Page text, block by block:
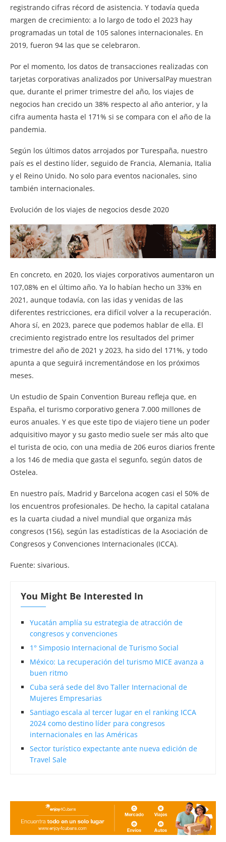
registrando cifras récord de asistencia. Y todavía queda
margen de crecimiento: a lo largo de todo el 2023 hay
programadas un total de 105 salones internacionales. En
2019, fueron 94 las que se celebraron.
Por el momento, los datos de transacciones realizadas con
tarjetas corporativas analizados por UniversalPay muestran
que, durante el primer trimestre del año, los viajes de
negocios han crecido un 38% respecto al año anterior, y la
cifra aumenta hasta el 171% si se compara con el año de la
pandemia.
Según los últimos datos arrojados por Turespaña, nuestro
país es el destino líder, seguido de Francia, Alemania, Italia
y el Reino Unido. No solo para eventos nacionales, sino
también internacionales.
Evolución de los viajes de negocios desde 2020
En concreto, en 2020, los viajes corporativos aumentaron un
107,08% en el último año. Ya lo habían hecho un 33% en
2021, aunque todavía, con las idas y venidas de las
diferentes restricciones, era difícil volver a la recuperación.
Ahora sí, en 2023, parece que podemos hablar de ella. El
crecimiento registrado entre los resultados del primer
trimestre del año de 2021 y 2023, ha sido del 171%, y todo
apunta a que seguirá incrementándose en los próximos
meses.
Un estudio de Spain Convention Bureau refleja que, en
España, el turismo corporativo genera 7.000 millones de
euros anuales. Y es que este tipo de viajero tiene un poder
adquisitivo mayor y su gasto medio suele ser más alto que
el turista de ocio, con una media de 206 euros diarios frente
a los 146 de media que gasta el segunfo, según datos de
Ostelea.
En nuestro país, Madrid y Barcelona acogen casi el 50% de
los encuentros profesionales. De hecho, la capital catalana
es la cuarta ciudad a nivel mundial que organiza más
congresos (156), según las estadísticas de la Asociación de
Congresos y Convenciones Internacionales (ICCA).
Fuente: sivarious.
You Might Be Interested In
Yucatán amplía su estrategia de atracción de
congresos y convenciones
1° Simposio Internacional de Turismo Social
México: La recuperación del turismo MICE avanza a
buen ritmo
Cuba será sede del 8vo Taller Internacional de
Mujeres Empresarias
Santiago escala al tercer lugar en el ranking ICCA
2024 como destino líder para congresos
internacionales en las Américas
Sector turístico expectante ante nueva edición de
Travel Sale